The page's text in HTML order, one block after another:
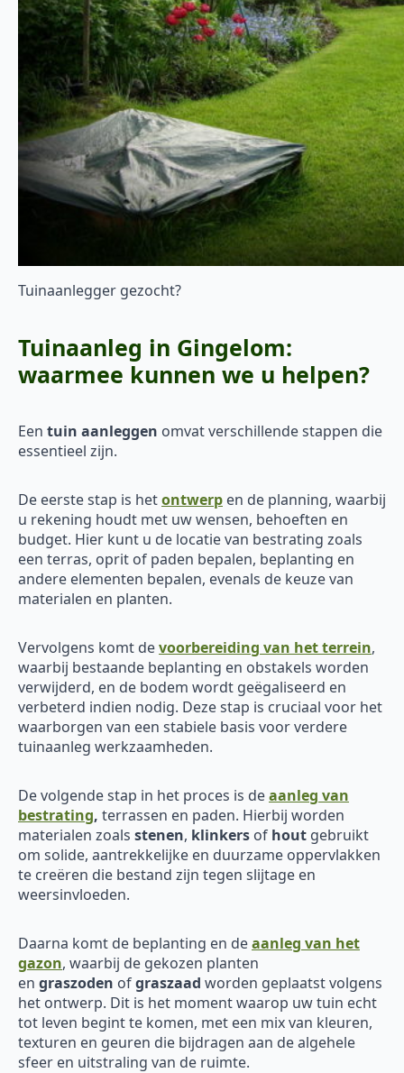
Tuinaanlegger gezocht?
Tuinaanleg in Gingelom:
waarmee kunnen we u helpen?
Een tuin aanleggen omvat verschillende stappen die
essentieel zijn.
De eerste stap is hetontwerp en de planning, waarbij
u rekening houdt met uw wensen, behoeften en
budget. Hier kunt u de locatie van bestrating zoals
een terras, oprit of paden bepalen, beplanting en
andere elementen bepalen, evenals de keuze van
materialen en planten.
Vervolgens komt devoorbereiding van het terrein,
waarbij bestaande beplanting en obstakels worden
verwijderd, en de bodem wordt geëgaliseerd en
verbeterd indien nodig. Deze stap is cruciaal voor het
waarborgen van een stabiele basis voor verdere
tuinaanleg werkzaamheden.
De volgende stap in het proces is deaanleg van
bestrating, terrassen en paden. Hierbij worden
materialen zoals stenen, klinkers of hout gebruikt
om solide, aantrekkelijke en duurzame oppervlakken
te creëren die bestand zijn tegen slijtage en
weersinvloeden.
Daarna komt de beplanting en deaanleg van het
gazon, waarbij de gekozen planten
en graszoden ofgraszaad worden geplaatst volgens
het ontwerp. Dit is het moment waarop uw tuin echt
tot leven begint te komen, met een mix van kleuren,
texturen en geuren die bijdragen aan de algehele
sfeer en uitstraling van de ruimte.